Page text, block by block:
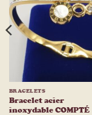
BRACELETS
Bracelet acier
inoxydable COMPTÉ